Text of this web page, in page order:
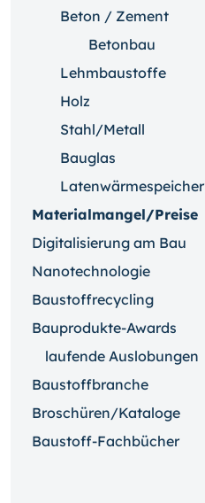
Beton / Zement
Betonbau
Lehmbaustoffe
Holz
Stahl/Metall
Bauglas
Latenwärmespeicher
Materialmangel/Preise
Digitalisierung am Bau
Nanotechnologie
Baustoffrecycling
Bauprodukte-Awards
laufende Auslobungen
Baustoffbranche
Broschüren/Kataloge
Baustoff-Fachbücher